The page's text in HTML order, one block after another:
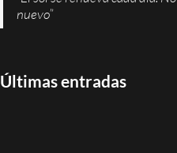
nuevo”
Últimas entradas